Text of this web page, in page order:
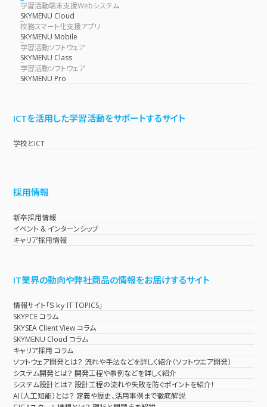
学習活動端末支援Webシステム
SKYMENU Cloud
校務スマート化支援アプリ
SKYMENU Mobile
学習活動ソフトウェア
SKYMENU Class
学習活動ソフトウェア
SKYMENU Pro
ICTを活用した学習活動をサポートするサイト
学校とICT
採用情報
新卒採用情報
イベント & インターンシップ
キャリア採用情報
IT業界の動向や弊社商品の情報をお届けするサイト
情報サイト「Ｓｋｙ IT TOPICS」
SKYPCE コラム
SKYSEA Client View コラム
SKYMENU Cloud コラム
キャリア採用 コラム
ソフトウェア開発とは？ 流れや手法などを詳しく紹介（ソフトウエア開発）
システム開発とは？ 開発工程や事例などを詳しく紹介
システム設計とは？ 設計工程の流れや失敗を防ぐポイントを紹介！
AI（人工知能）とは？ 定義や歴史、活用事例まで徹底解説